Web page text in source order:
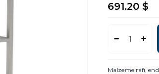
691.20 $
Malzeme rafı,